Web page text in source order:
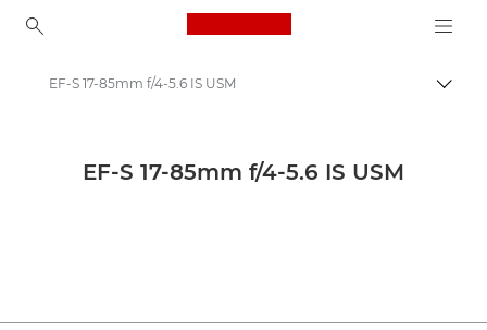
Canon Logo, back to
Объективы для камер Canon
EF-S 17-85mm f/4-5.6 IS USM
EF-S 17-85mm f/4-5.6 IS USM